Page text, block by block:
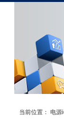
当前位置： 电源